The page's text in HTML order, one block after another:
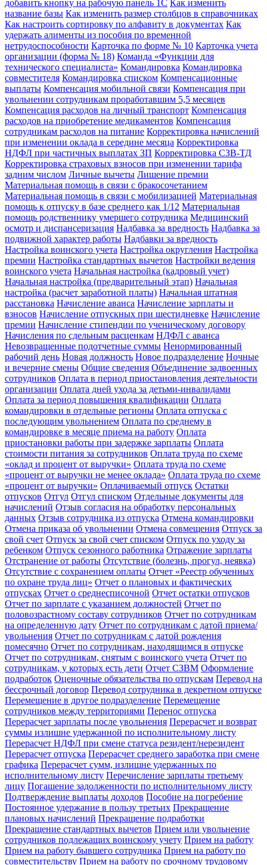
добавить кнопку на рабочую панель 1С Как изменить
название базы Как изменить размер столбцов в справочниках
Как настроить сортировку по алфавиту в документах Как
удержать алименты из пособия по временной
нетрудоспособности Карточка по форме № 10 Карточка учета
организации (форма № 18) Команда «Функции для
технического специалиста» Командировка Командировка
совместителя Командировка списком Компенсационные
выплаты Компенсация мобильной связи Компенсация при
увольнении сотрудникам проработавшим 5,5 месяцев
Компенсация расходов на личный транспорт Компенсация
расходов на приобретение медикаментов Компенсация
сотрудникам расходов на питание Корректировка начислений
при изменении оклада в середине месяца Корректировка
НДФЛ при частичных выплатах ЗП Корректировка СЗВ-ТД
Корректировка страховых взносов при изменении тарифа
задним числом Личные вычеты Лишение премии
Материальная помощь в связи с бракосочетанием
Материальная помощь в связи с мобилизацией Материальная
помощь к отпуску в базе среднего как 1/12 Материальная
помощь родственнику умершего сотрудника Медицинский
осмотр и диспансеризация Надбавка за вредность Надбавка за
подвижной характер работы Надбавки за вредность
Настройка воинского учета Настройка округления Настройка
премии Настройка стандартных вычетов Настройки ведения
воинского учета Начальная настройка (кадровый учет)
Начальная настройка (предварительный этап) Начальная
настройка (расчет заработной платы) Начальная штатная
расстановка Начисление аванса Начисление зарплаты и
взносов Начисление отпускных при шестидневке Начисление
премии Начисление стипендии по ученическому договору
Начисления по сдельным расценкам НДФЛ с аванса
Невозвращенные подотчетные суммы Ненормированный
рабочий день Новая должность Новое подразделение Ночные
и вечерние смены Общие сведения Объединение задвоенных
сотрудников Оплата в период приостановления деятельности
организации Оплата дней ухода за детьми-инвалидами
Оплата за период повышения квалификации Оплата
командировки в отдельные регионы Оплата отпуска с
последующим увольнением Оплата по среднему в
командировке в месяце приема на работу Оплата
приостановки работы при задержке зарплаты Оплата
стоимости питания за сотрудников Оплата труда по схеме
«оклад и процент от выручки» Оплата труда по схеме
«процент от выручки не менее оклада» Оплата труда по схеме
«процент от выручки» Оплачиваемый отпуск Остатки
отпусков Отгул Отгул списком Отдельные документы для
начислений Отзыв согласия на обработку персональных
данных Отзыв сотрудника из отпуска Отмена командировки
Отмена приказа об увольнении Отмена совмещения Отпуск за
свой счет Отпуск за свой счет списком Отпуск по уходу за
ребенком Отпуск сезонного работника Отражение зарплаты
Отстранение от работы Отсутствие (болезнь, прогул, неявка)
Отсутствие с сохранением оплаты Отчет «Реестр обученных
по охране труда лиц» Отчет о плановых и фактических
отпусках Отчет о среднесписочной Отчет остатки отпусков
Отчет по зарплате с указанием должностей Отчет по
половозрастному составу сотрудников Отчет по сотрудникам
на определенную дату Отчет по сотрудникам с датой приема/
увольнения Отчет по сотрудникам с датой рождения
помесячно Отчет по сотрудникам, находящимся в отпуске
Отчет по сотрудникам, снятым с воинского учета Отчет по
сотрудникам, у которых есть дети Отчет СЗВМ Оформление
подработок Оценочные обязательства по отпускам Перевод на
бессрочный договор Перевод сотрудника в декретном отпуске
Перемещение в другое подразделение Перемещение
сотрудников между территориями Перенос отпуска
Перерасчет зарплаты после увольнения Перерасчет и возврат
суммы излишне удержанной по исполнительному листу
Перерасчет НДФЛ при смене статуса резидент/нерезидент
Перерасчет отпуска Перерасчет среднего заработка при смене
графика Перерасчет сумм, излишне удержанных по
исполнительному листу Перечисление зарплаты третьему
лицу Погашение задолженности по исполнительному листу
Подтверждение выплаты доходов Пособие на погребение
Постоянное удержание в пользу третьих Прекращение
плановых начислений Прекращение подработки
Прекращение стандартных вычетов Прием или увольнение
сотрудников подлежащих воинскому учету Прием на работу
Прием на работу бывшего сотрудника Прием на работу по
совместительству Прием на работу по срочному трудовому